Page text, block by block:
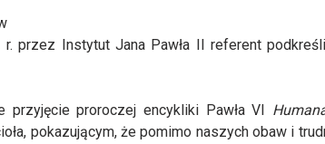
przez Instytut Jana Pawła II referent
proroczej encykliki Pawła VI
pokazującym, że pomimo naszych obaw i